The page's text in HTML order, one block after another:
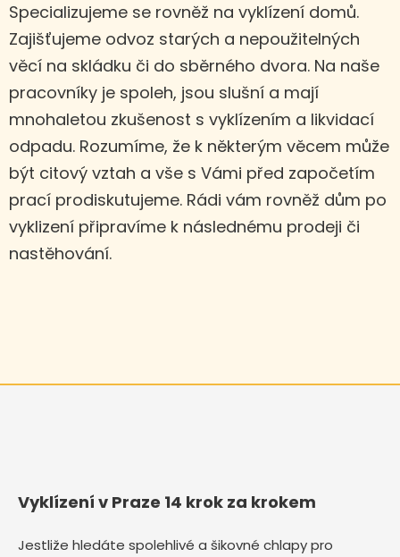
Specializujeme se rovněž na vyklízení domů.
Zajišťujeme odvoz starých a nepoužitelných
věcí na skládku či do sběrného dvora. Na naše
pracovníky je spoleh, jsou slušní a mají
mnohaletou zkušenost s vyklízením a likvidací
odpadu. Rozumíme, že k některým věcem může
být citový vztah a vše s Vámi před započetím
prací prodiskutujeme. Rádi vám rovněž dům po
vyklizení připravíme k následnému prodeji či
nastěhování.
Vyklízení v Praze 14 krok za krokem
Jestliže hledáte spolehlivé a šikovné chlapy pro